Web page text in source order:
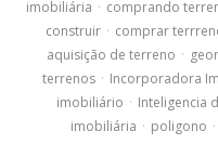
imobiliária · comprando
construir · comprar
aquisição de terreno ·
terrenos · Incorporadora
imobiliário · Inteligencia
imobiliária · poligono ·